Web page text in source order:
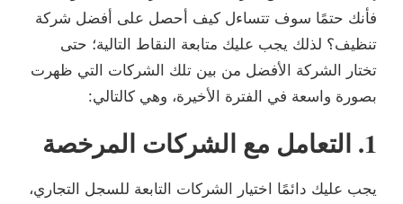
فأنك حتمًا سوف تتساءل كيف أحصل على أفضل شركة
تنظيف؟ لذلك يجب عليك متابعة النقاط التالية؛ حتى
تختار الشركة الأفضل من بين تلك الشركات التي ظهرت
بصورة واسعة في الفترة الأخيرة، وهي كالتالي:
1. التعامل مع الشركات المرخصة
يجب عليك دائمًا اختيار الشركات التابعة للسجل التجاري،